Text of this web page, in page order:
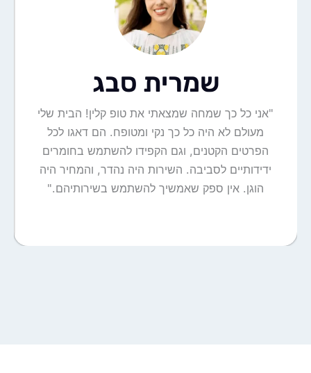
שמרית סבג
"אני כל כך שמחה שמצאתי את טופ קלין! הבית שלי
מעולם לא היה כל כך נקי ומטופח. הם דאגו לכל
הפרטים הקטנים, וגם הקפידו להשתמש בחומרים
ידידותיים לסביבה. השירות היה נהדר, והמחיר היה
הוגן. אין ספק שאמשיך להשתמש בשירותיהם."